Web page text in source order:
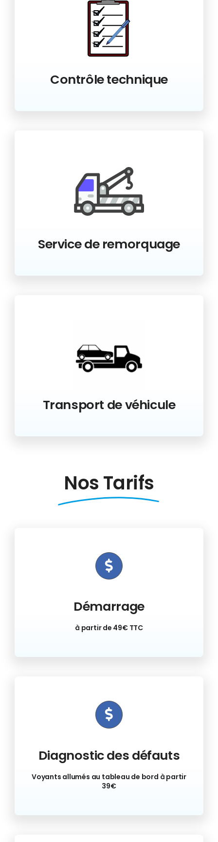
Contrôle technique
Service de remorquage
Transport de véhicule
Nos Tarifs
Démarrage
à partir de 49€ TTC
Diagnostic des défauts
Voyants allumés au tableau de bord à partir
39€